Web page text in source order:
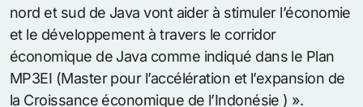
nord et sud de Java vont aider à stimuler l’économie
et le développement à travers le corridor
économique de Java comme indiqué dans le Plan
MP3EI (Master pour l’accélération et l’expansion de
la Croissance économique de l’Indonésie ) ».